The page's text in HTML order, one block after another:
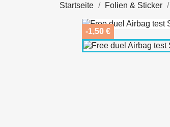
Startseite Folien & Sticker
-1,50 €